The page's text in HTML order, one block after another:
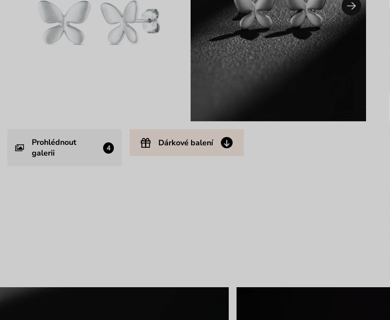
Prohlédnout
galerii
4 Dárkové balení